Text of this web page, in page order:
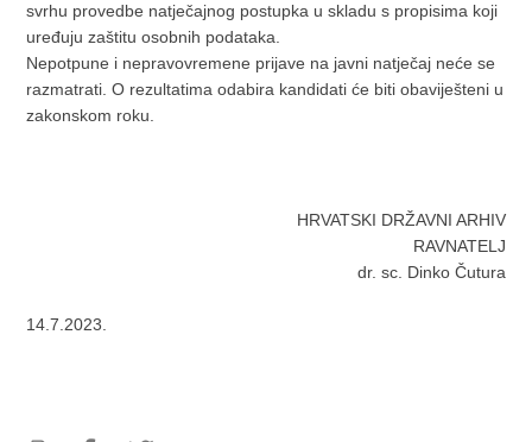
svrhu provedbe natječajnog postupka u skladu s propisima koji
uređuju zaštitu osobnih podataka.
Nepotpune i nepravovremene prijave na javni natječaj neće se
razmatrati. O rezultatima odabira kandidati će biti obaviješteni u
zakonskom roku.
HRVATSKI DRŽAVNI ARHIV
RAVNATELJ
dr. sc. Dinko Čutura
14.7.2023.